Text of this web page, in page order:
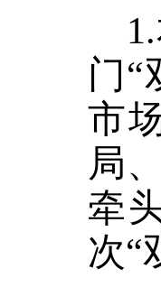
门“
市
局
牵
次“